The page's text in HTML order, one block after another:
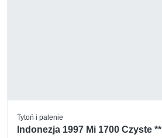
Tytoń i palenie
Indonezja 1997 Mi 1700 Czyste **